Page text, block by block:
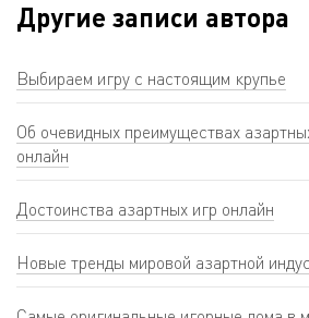
Другие записи автора
Выбираем игру с настоящим крупье
Об очевидных преимуществах
онлайн
Достоинства азартных игр онлайн
Новые тренды мировой азартной